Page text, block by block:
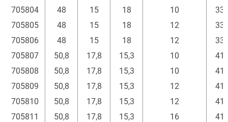
705804
48 15 18 10
705805
48 15 18 12
705806
48 15 18 12
705807
50,8 17,8 15,3 10
705808
50,8 17,8 15,3 10
705809
50,8 17,8 15,3 12
705810
50,8 17,8 15,3 12
705811
50,8 17,8 15,3 16